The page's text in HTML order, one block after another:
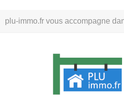
plu-immo.fr vous accompagne
au